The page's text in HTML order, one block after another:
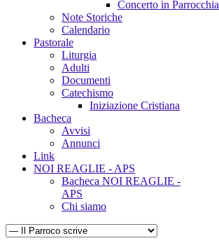
Concerto in Parrocchia
Note Storiche
Calendario
Pastorale
Liturgia
Adulti
Documenti
Catechismo
Iniziazione Cristiana
Bacheca
Avvisi
Annunci
Link
NOI REAGLIE - APS
Bacheca NOI REAGLIE -
APS
Chi siamo